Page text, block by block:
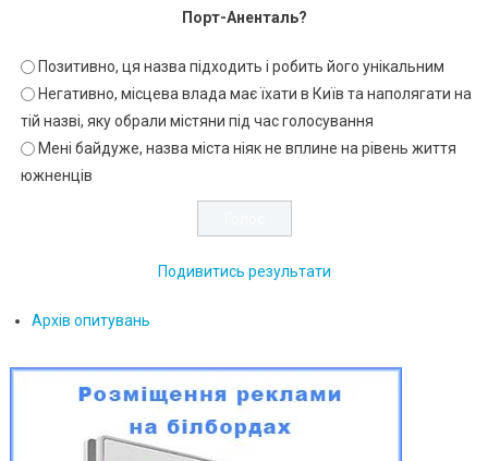
Порт-Аненталь?
Позитивно, ця назва підходить і робить його унікальним
Негативно, місцева влада має їхати в Київ та наполягати на
тій назві, яку обрали містяни під час голосування
Мені байдуже, назва міста ніяк не вплине на рівень життя
южненців
Подивитись результати
Архів опитувань